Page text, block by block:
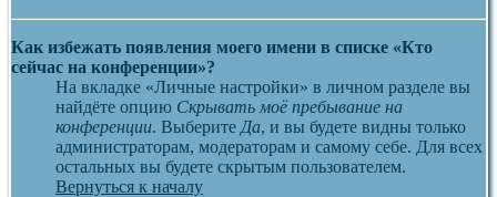
Как избежать появления моего имени в списке «Кто
сейчас на конференции»?
На вкладке «Личные настройки» в личном разделе вы
найдёте опцию Скрывать моё пребывание на
конференции. Выберите Да, и вы будете видны только
администраторам, модераторам и самому себе. Для всех
остальных вы будете скрытым пользователем.
Вернуться к началу